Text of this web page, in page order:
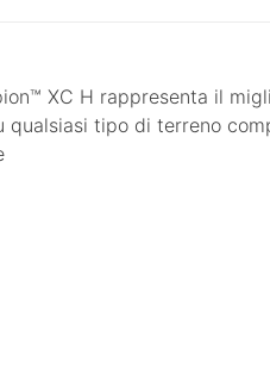
XC H rappresenta il
tipo di terreno